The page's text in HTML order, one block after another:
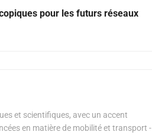
pour les futurs réseaux
et scientifiques, avec un accent
en matière de mobilité et transport -